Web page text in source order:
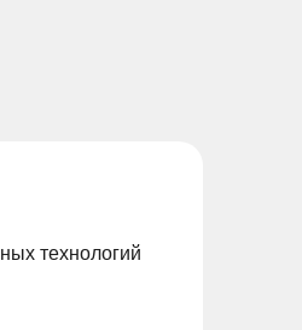
технологий